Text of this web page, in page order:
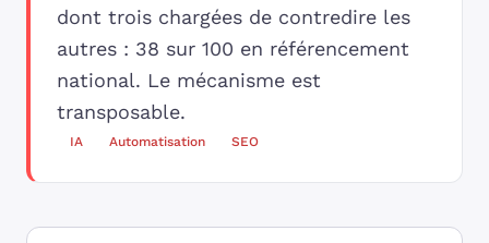
dont trois chargées de contredire les
autres : 38 sur 100 en référencement
national. Le mécanisme est
transposable.
IA Automatisation SEO